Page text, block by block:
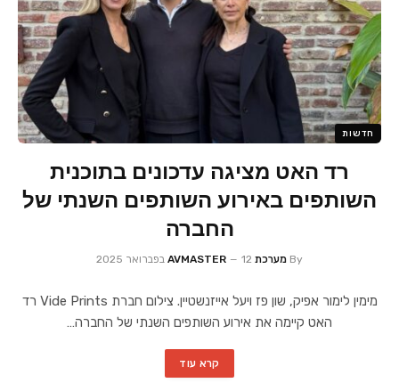
חדשות
רד האט מציגה עדכונים בתוכנית
השותפים באירוע השותפים השנתי של
החברה
By מערכת AVMASTER 12 בפברואר 2025
מימין לימור אפיק, שון פז ויעל אייזנשטיין. צילום חברת Vide Prints רד
האט קיימה את אירוע השותפים השנתי של החברה…
קרא עוד